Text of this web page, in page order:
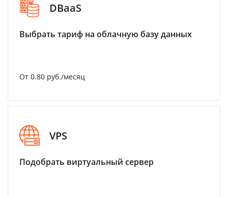
DBaaS
Выбрать тариф на облачную базу данных
От 0.80 руб./месяц
VPS
Подобрать виртуальный сервер